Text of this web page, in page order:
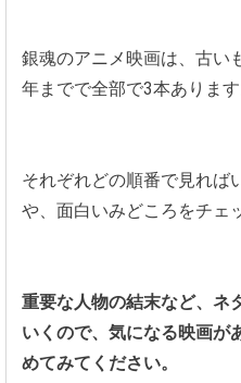
銀魂のアニメ映画は、古い
年までで全部で3本あります
それぞれどの順番で見れば
や、面白いみどころをチェ
重要な人物の結末など、ネ
いくので、気になる映画が
めてみてください。